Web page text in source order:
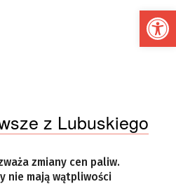
z Lubuskiego
zmiany cen paliw.
nie mają wątpliwości